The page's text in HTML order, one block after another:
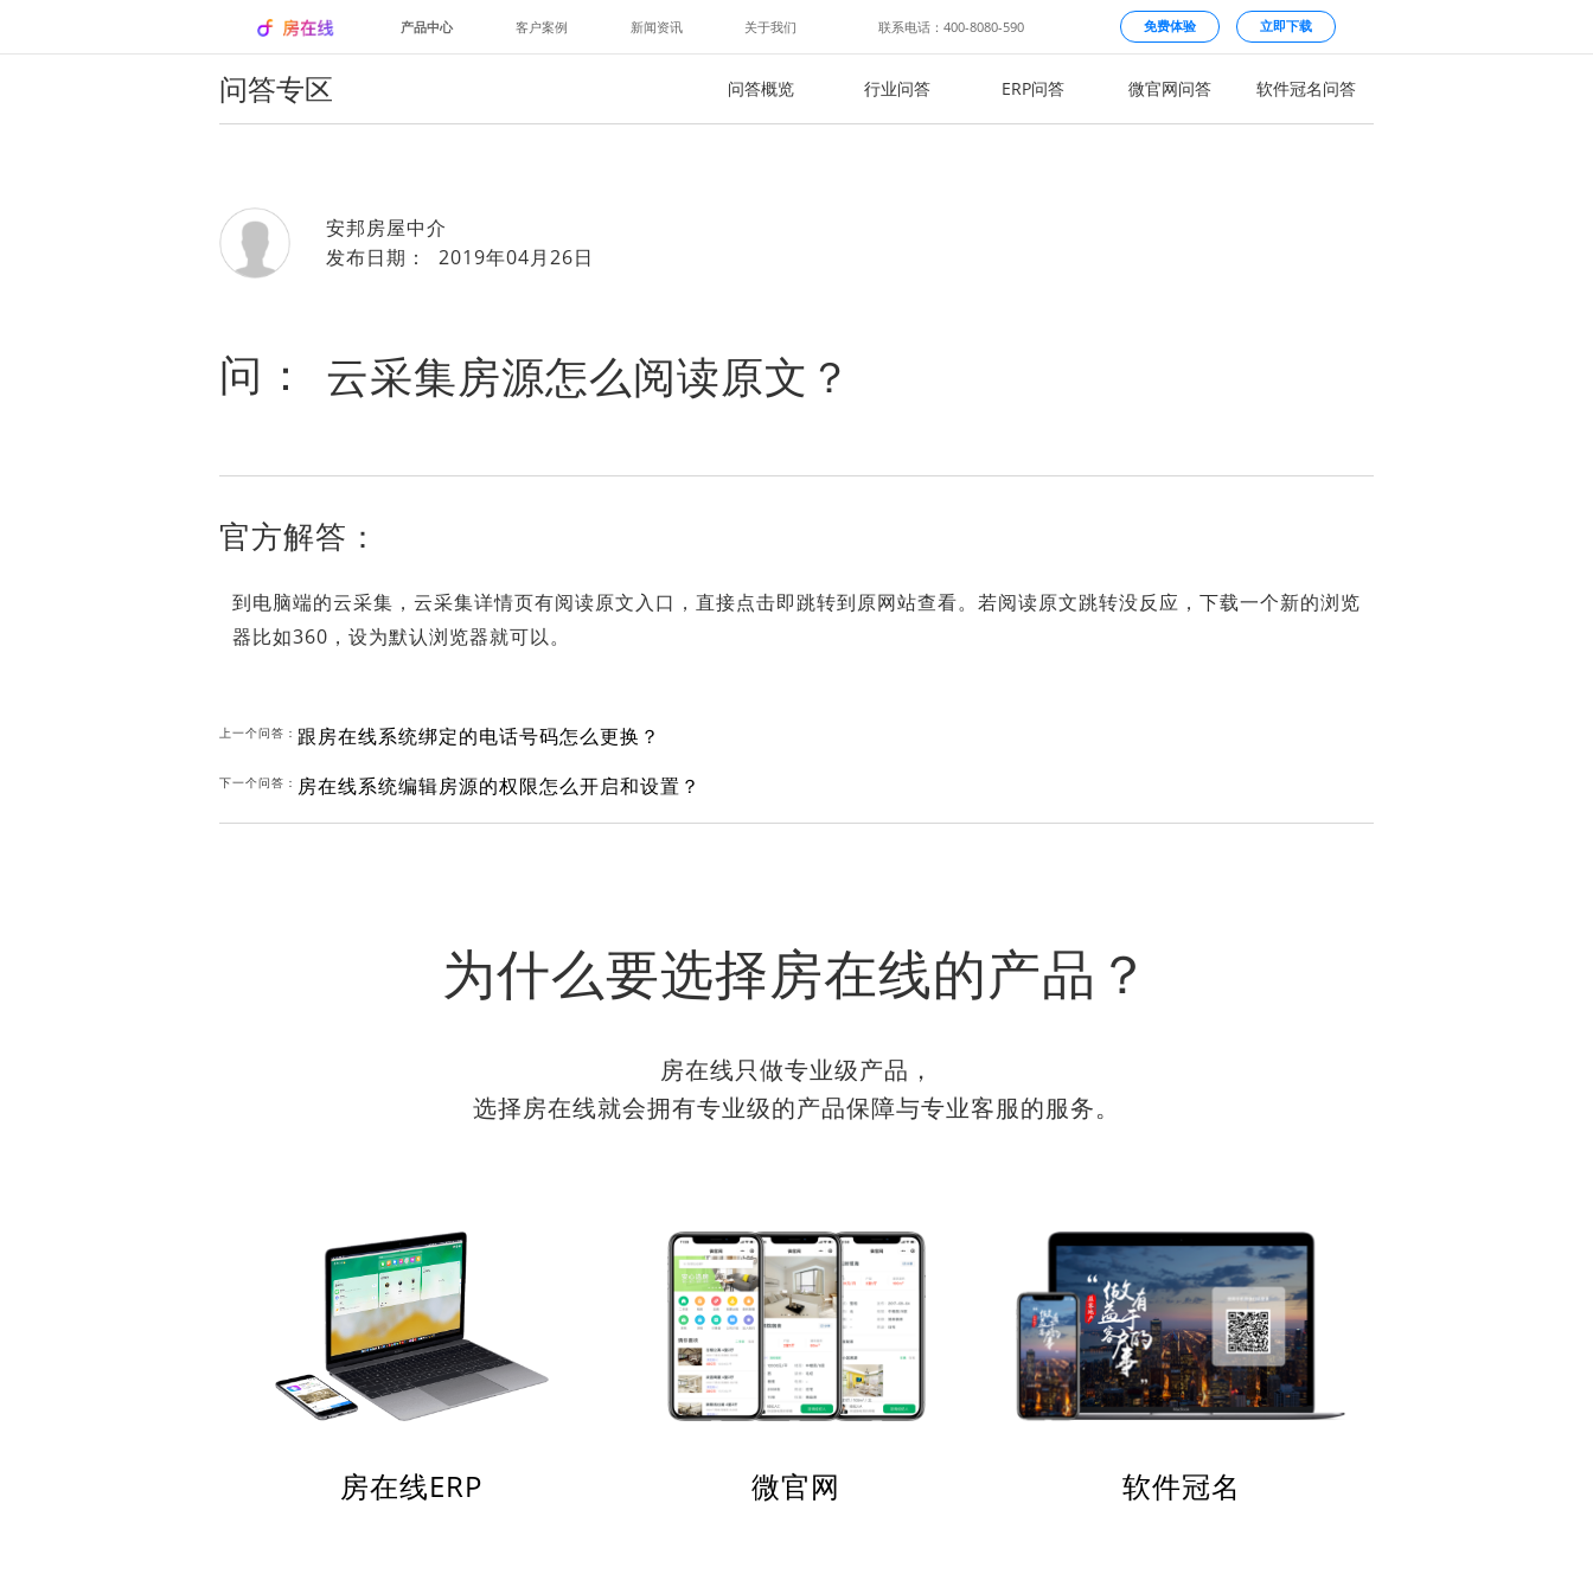
产品中心 客户案例 新闻资讯 关于我们 联系电话：400-8080-590 免费体验 立即下载
问答专区 问答概览 行业问答 ERP问答 微官网问答 软件冠名问答
安邦房屋中介
发布日期： 2019年04月26日
问： 云采集房源怎么阅读原文？
官方解答：
到电脑端的云采集，云采集详情页有阅读原文入口，直接点击即跳转到原网站查看。若阅读原文跳转没反应，下载一个新的浏览
器比如360，设为默认浏览器就可以。
上一个问答： 跟房在线系统绑定的电话号码怎么更换？
下一个问答： 房在线系统编辑房源的权限怎么开启和设置？
为什么要选择房在线的产品？
房在线只做专业级产品，
选择房在线就会拥有专业级的产品保障与专业客服的服务。
房在线ERP 微官网 软件冠名